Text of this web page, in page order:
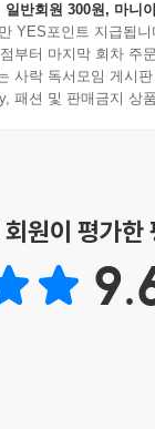
일반회원 300원, 마니
YES포인트 지급됩니
부터 마지막 회차 주
사락 독서모임 게시
패션 및 판매금지 상
원이 평가한